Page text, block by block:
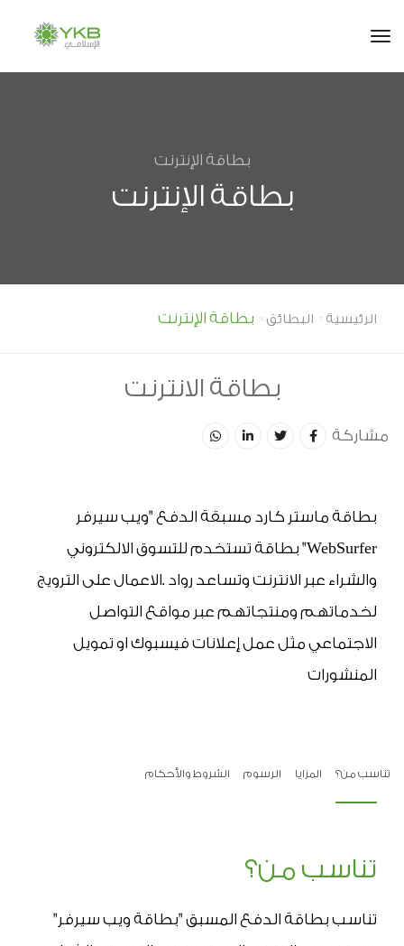
بطاقة الإنترنت
بطاقة الإنترنت
الرئيسية البطائق بطاقة الإنترنت
بطاقة الانترنت
مشاركة
المنشورات
تناسب من؟ المزايا الرسوم الشروط والأحكام
تناسب من؟